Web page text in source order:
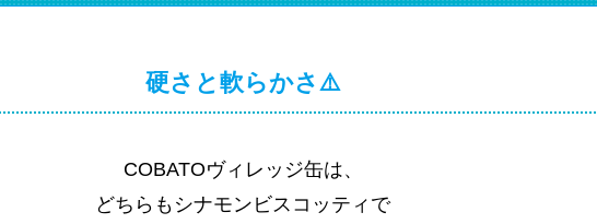
硬さと軟らかさ⚠️
COBATOヴィレッジ缶は、
どちらもシナモンビスコッティで